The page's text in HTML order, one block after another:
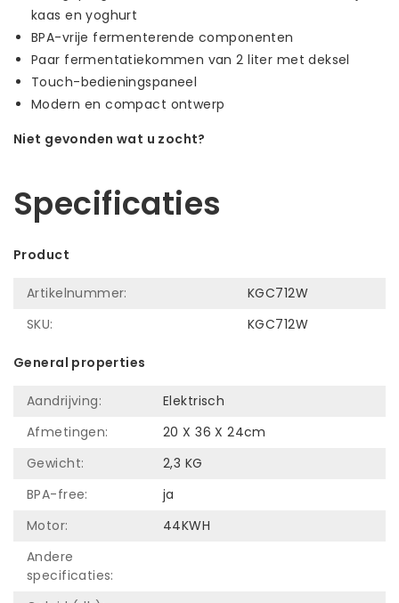
kaas en yoghurt
BPA-vrije fermenterende componenten
Paar fermentatiekommen van 2 liter met deksel
Touch-bedieningspaneel
Modern en compact ontwerp
Niet gevonden wat u zocht?
Specificaties
Product
Artikelnummer:
KGC712W
SKU:
KGC712W
General properties
Aandrijving:
Elektrisch
Afmetingen:
20 X 36 X 24cm
Gewicht:
2,3 KG
BPA-free:
ja
Motor:
44KWH
Andere
specificaties: